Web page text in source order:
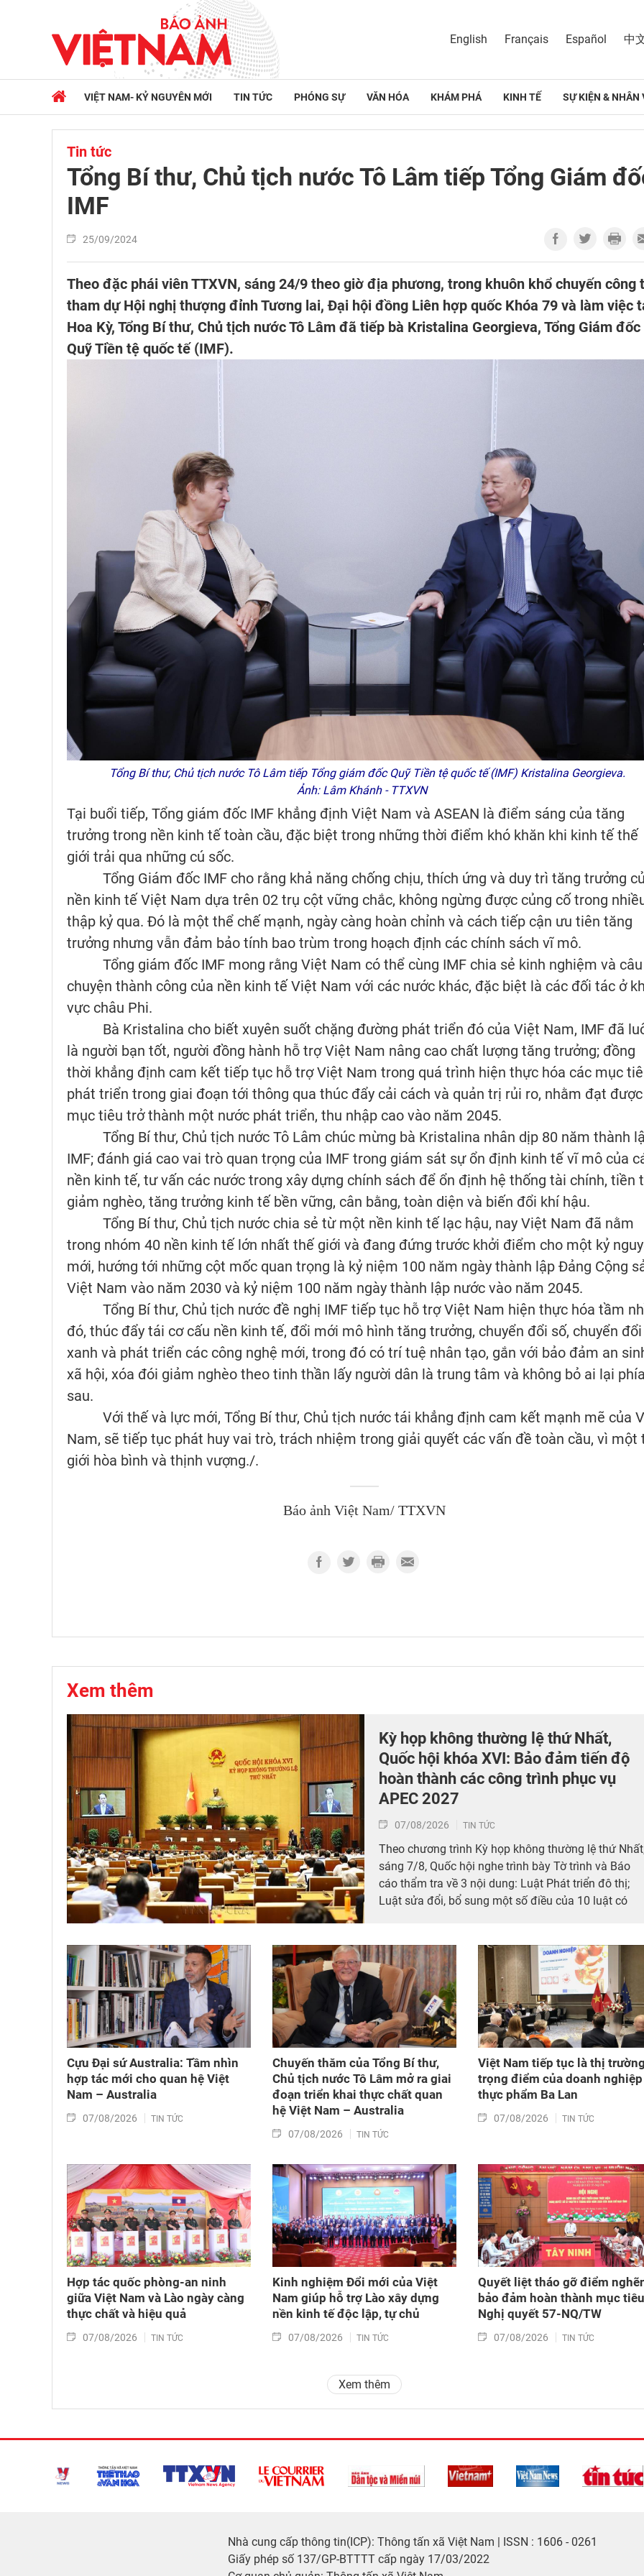
English Français Español 中
VIỆT NAM- KỶ NGUYÊN MỚI TIN TỨC PHÓNG SỰ VĂN HÓA KHÁM PHÁ KINH TẾ SỰ KIỆN & NHÂN
Tin tức
Tổng Bí thư, Chủ tịch nước Tô Lâm tiếp Tổng Giám
IMF
25/09/2024
Theo đặc phái viên TTXVN, sáng 24/9 theo giờ địa phương, trong khuôn khổ chuyến công
tham dự Hội nghị thượng đỉnh Tương lai, Đại hội đồng Liên hợp quốc Khóa 79 và làm việc
Hoa Kỳ, Tổng Bí thư, Chủ tịch nước Tô Lâm đã tiếp bà Kristalina Georgieva, Tổng Giám đốc
Quỹ Tiền tệ quốc tế (IMF).
Tổng Bí thư, Chủ tịch nước Tô Lâm tiếp Tổng giám đốc Quỹ Tiền tệ quốc tế (IMF) Kristalina Georgieva.
Ảnh: Lâm Khánh - TTXVN
Tại buổi tiếp, Tổng giám đốc IMF khẳng định Việt Nam và ASEAN là điểm sáng của tăng
trưởng trong nền kinh tế toàn cầu, đặc biệt trong những thời điểm khó khăn khi kinh tế thế
giới trải qua những cú sốc.
Tổng Giám đốc IMF cho rằng khả năng chống chịu, thích ứng và duy trì tăng trưởng
nền kinh tế Việt Nam dựa trên 02 trụ cột vững chắc, không ngừng được củng cố trong
thập kỷ qua. Đó là một thể chế mạnh, ngày càng hoàn chỉnh và cách tiếp cận ưu tiên tăng
trưởng nhưng vẫn đảm bảo tính bao trùm trong hoạch định các chính sách vĩ mô.
Tổng giám đốc IMF mong rằng Việt Nam có thể cùng IMF chia sẻ kinh nghiệm và câu
chuyện thành công của nền kinh tế Việt Nam với các nước khác, đặc biệt là các đối tác ở
vực châu Phi.
Bà Kristalina cho biết xuyên suốt chặng đường phát triển đó của Việt Nam, IMF đã
là người bạn tốt, người đồng hành hỗ trợ Việt Nam nâng cao chất lượng tăng trưởng; đồng
thời khẳng định cam kết tiếp tục hỗ trợ Việt Nam trong quá trình hiện thực hóa các mục
phát triển trong giai đoạn tới thông qua thúc đẩy cải cách và quản trị rủi ro, nhằm đạt được
mục tiêu trở thành một nước phát triển, thu nhập cao vào năm 2045.
Tổng Bí thư, Chủ tịch nước Tô Lâm chúc mừng bà Kristalina nhân dịp 80 năm thành
IMF; đánh giá cao vai trò quan trọng của IMF trong giám sát sự ổn định kinh tế vĩ mô của
nền kinh tế, tư vấn các nước trong xây dựng chính sách để ổn định hệ thống tài chính, tiền
giảm nghèo, tăng trưởng kinh tế bền vững, cân bằng, toàn diện và biến đổi khí hậu.
Tổng Bí thư, Chủ tịch nước chia sẻ từ một nền kinh tế lạc hậu, nay Việt Nam đã nằm
trong nhóm 40 nền kinh tế lớn nhất thế giới và đang đứng trước khởi điểm cho một kỷ
mới, hướng tới những cột mốc quan trọng là kỷ niệm 100 năm ngày thành lập Đảng Cộng
Việt Nam vào năm 2030 và kỷ niệm 100 năm ngày thành lập nước vào năm 2045.
Tổng Bí thư, Chủ tịch nước đề nghị IMF tiếp tục hỗ trợ Việt Nam hiện thực hóa tầm
đó, thúc đẩy tái cơ cấu nền kinh tế, đổi mới mô hình tăng trưởng, chuyển đổi số, chuyển đổi
xanh và phát triển các công nghệ mới, trong đó có trí tuệ nhân tạo, gắn với bảo đảm an
xã hội, xóa đói giảm nghèo theo tinh thần lấy người dân là trung tâm và không bỏ ai lại
sau.
Với thế và lực mới, Tổng Bí thư, Chủ tịch nước tái khẳng định cam kết mạnh mẽ của
Nam, sẽ tiếp tục phát huy vai trò, trách nhiệm trong giải quyết các vấn đề toàn cầu, vì một
giới hòa bình và thịnh vượng./.
Báo ảnh Việt Nam/ TTXVN
Xem thêm
Kỳ họp không thường lệ thứ Nhất,
Quốc hội khóa XVI: Bảo đảm tiến độ
hoàn thành các công trình phục vụ
APEC 2027
07/08/2026 TIN TỨC
Theo chương trình Kỳ họp không thường lệ thứ
sáng 7/8, Quốc hội nghe trình bày Tờ trình và Báo
cáo thẩm tra về 3 nội dung: Luật Phát triển đô thị;
Luật sửa đổi, bổ sung một số điều của 10 luật có
Luật sửa đổi, bổ sung một số điều của Luật Tần số
vô tuyến điện, Luật Viễn thông, Luật Giao dịch điện
tử và Luật Chuyển giao công nghệ. Sau đó, Quốc
thảo luận ở tổ về 3 dự án Luật trên.
Cựu Đại sứ Australia: Tầm nhìn
hợp tác mới cho quan hệ Việt
Nam – Australia
07/08/2026 TIN TỨC
Chuyến thăm của Tổng Bí thư,
Chủ tịch nước Tô Lâm mở ra giai
đoạn triển khai thực chất quan
hệ Việt Nam – Australia
07/08/2026 TIN TỨC
Việt Nam tiếp tục là thị
trọng điểm của doanh nghiệp
thực phẩm Ba Lan
07/08/2026 TIN TỨC
Hợp tác quốc phòng-an ninh
giữa Việt Nam và Lào ngày càng
thực chất và hiệu quả
07/08/2026 TIN TỨC
Kinh nghiệm Đổi mới của Việt
Nam giúp hỗ trợ Lào xây dựng
nền kinh tế độc lập, tự chủ
07/08/2026 TIN TỨC
Quyết liệt tháo gỡ điểm
bảo đảm hoàn thành mục tiêu
Nghị quyết 57-NQ/TW
07/08/2026 TIN TỨC
Xem thêm
Nhà cung cấp thông tin(ICP): Thông tấn xã Việt Nam | ISSN : 1606 - 0261
Giấy phép số 137/GP-BTTTT cấp ngày 17/03/2022